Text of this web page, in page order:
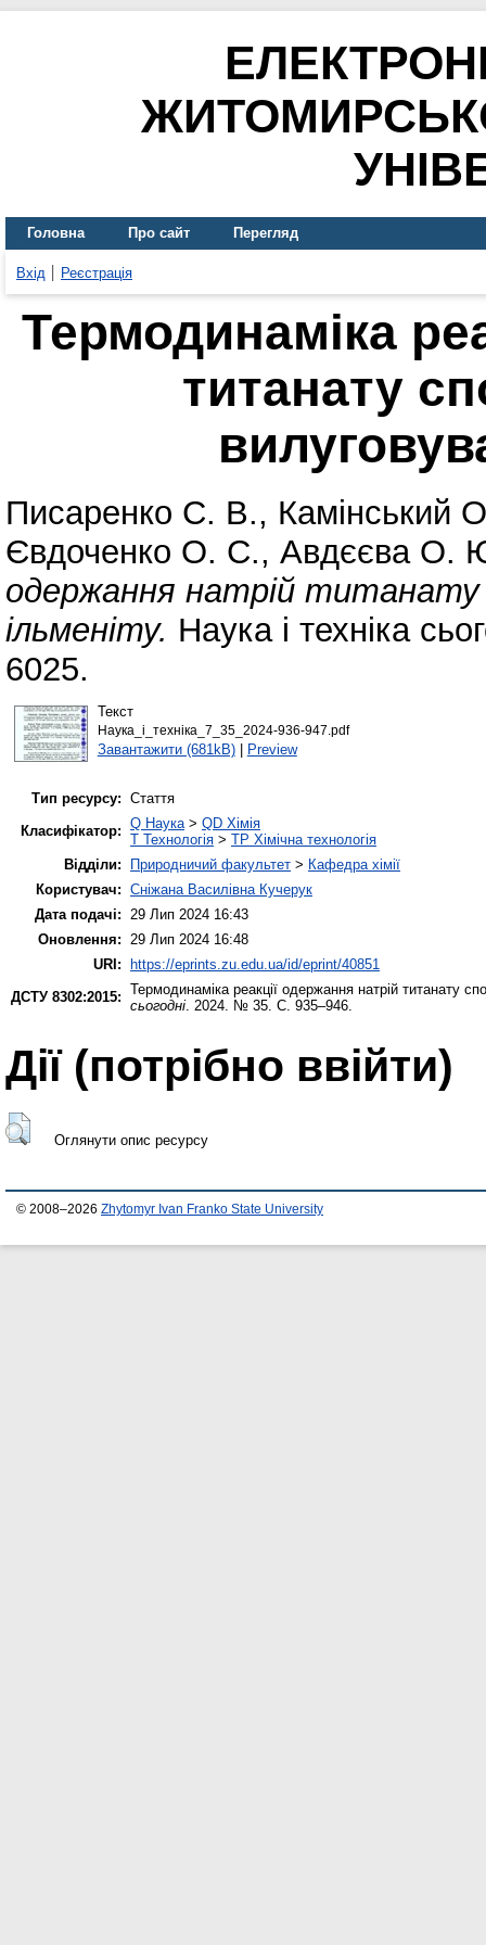
Головна Про сайт Перегляд
Вхід Реєстрація
Термодинаміка
титанату
Писаренко С. В., Камінський
Євдоченко О. С., Авдєєва О.
одержання натрій титанату
ільменіту. Наука і техніка
6025.
Текст
Наука_і_техніка_7_35_2024-936-947.pdf
Завантажити (681kB)| Preview
Тип ресурсу: Стаття
Класифікатор: Q Наука> QD Хімія
T Технологія > TP Хімічна технологія
Відділи:
Природничий факультет > Кафедра хімії
Користувач: Сніжана Василівна Кучерук
Дата подачі: 29 Лип 2024 16:43
Оновлення: 29 Лип 2024 16:48
URI:
https://eprints.zu.edu.ua/id/eprint/40851
ДСТУ 8302:2015: Термодинаміка реакції одержання натрій титанату
сьогодні. 2024. № 35. С. 935–946.
Дії ​​(потрібно ввійти)
Оглянути опис ресурсу
© 2008–2026 Zhytomyr Ivan Franko State University